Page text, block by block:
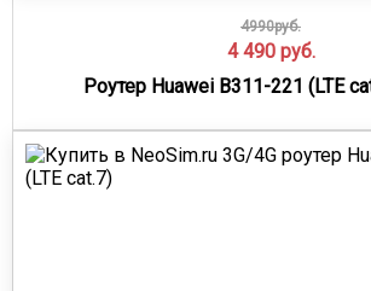
4990руб.
4 490 руб.
Роутер Huawei B311-221 (LTE